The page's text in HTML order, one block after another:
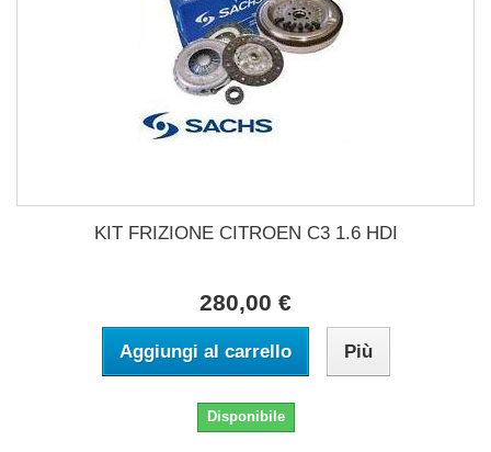
KIT FRIZIONE CITROEN C3 1.6 HDI
280,00 €
Aggiungi al carrello Più
Disponibile